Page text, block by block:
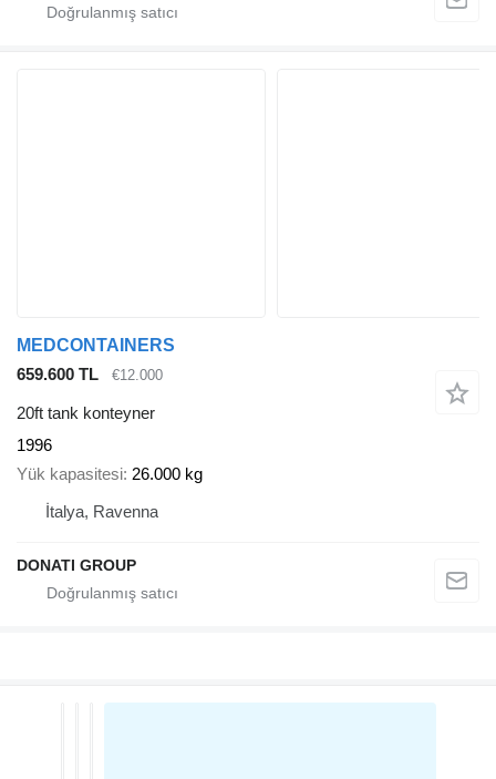
MEDCONTAINERS
659.600 TL
€12.000
20ft tank konteyner
1996
Yük kapasitesi 26.000 kg
İtalya, Ravenna
DONATI GROUP